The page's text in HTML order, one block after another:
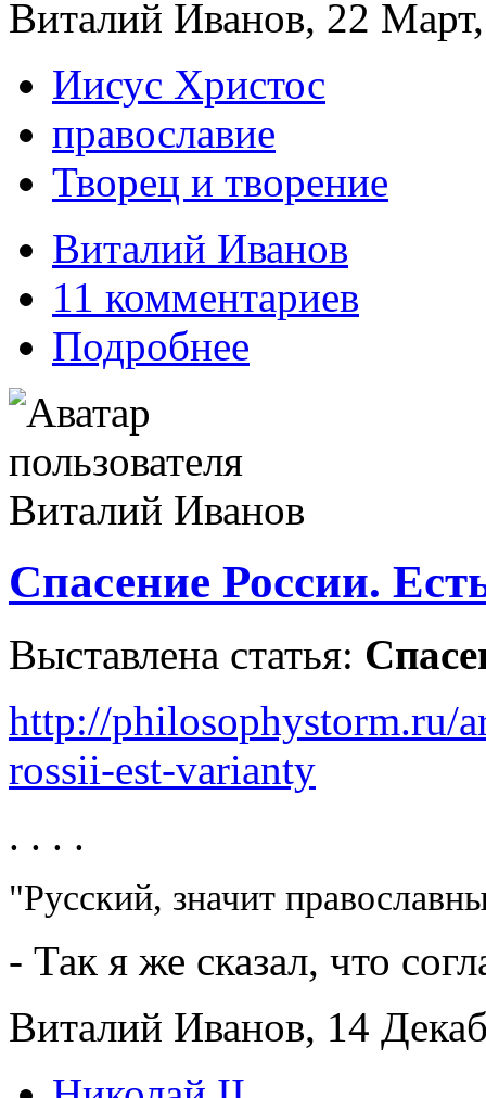
Виталий Иванов, 22
Иисус Христос
православие
Творец и творение
Виталий Иванов
11 комментариев
Подробнее
Спасение России.
Выставлена статья:
http://philosophystorm.ru/
rossii-est-varianty
. . . .
"Русский, значит
- Так я же сказал, что
Виталий Иванов, 14